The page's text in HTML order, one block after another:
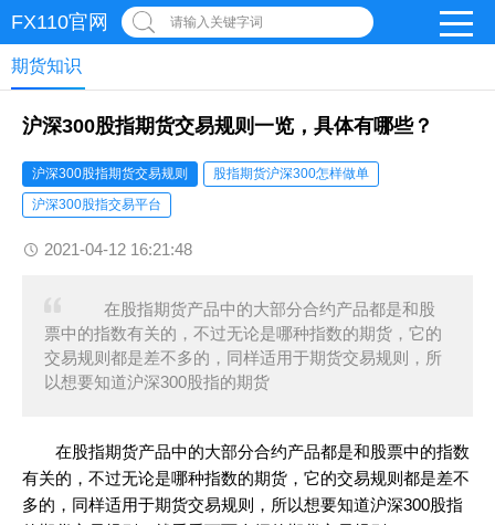
FX110官网 请输入关键字词
期货知识
沪深300股指期货交易规则一览，具体有哪些？
沪深300股指期货交易规则
股指期货沪深300怎样做单
沪深300股指交易平台
2021-04-12 16:21:48
在股指期货产品中的大部分合约产品都是和股
票中的指数有关的，不过无论是哪种指数的期货，它的
交易规则都是差不多的，同样适用于期货交易规则，所
以想要知道沪深300股指的期货
在股指期货产品中的大部分合约产品都是和股票中的指数
有关的，不过无论是哪种指数的期货，它的交易规则都是差不
多的，同样适用于期货交易规则，所以想要知道沪深300股指